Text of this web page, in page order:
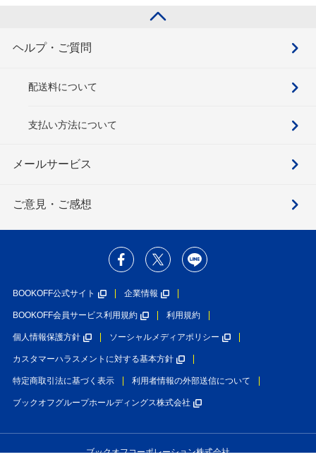
ヘルプ・ご質問
配送料について
支払い方法について
メールサービス
ご意見・ご感想
BOOKOFF公式サイト 企業情報
BOOKOFF会員サービス利用規約 利用規約
個人情報保護方針 ソーシャルメディアポリシー
カスタマーハラスメントに対する基本方針
特定商取引法に基づく表示 利用者情報の外部送信について
ブックオフグループホールディングス株式会社
ブックオフコーポレーション株式会社